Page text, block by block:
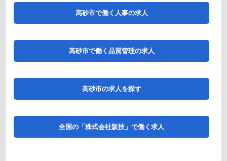
高砂市で働く人事の求人
高砂市で働く品質管理の求人
高砂市の求人を探す
全国の「株式会社阪技」で働く求人